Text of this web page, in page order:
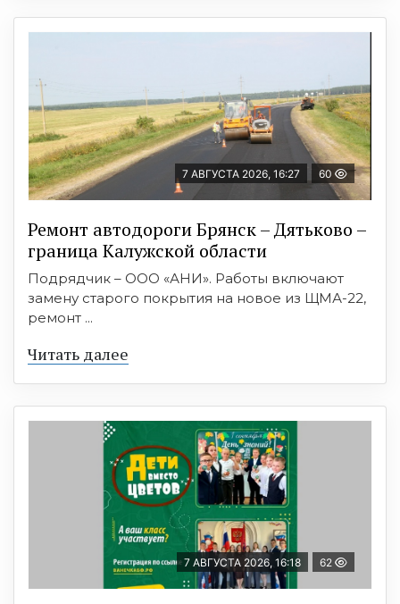
7 АВГУСТА 2026, 16:27 60
Ремонт автодороги Брянск – Дятьково –
граница Калужской области
Подрядчик – ООО «АНИ». Работы включают
замену старого покрытия на новое из ЩМА-22,
ремонт ...
Читать далее
7 АВГУСТА 2026, 16:18 62